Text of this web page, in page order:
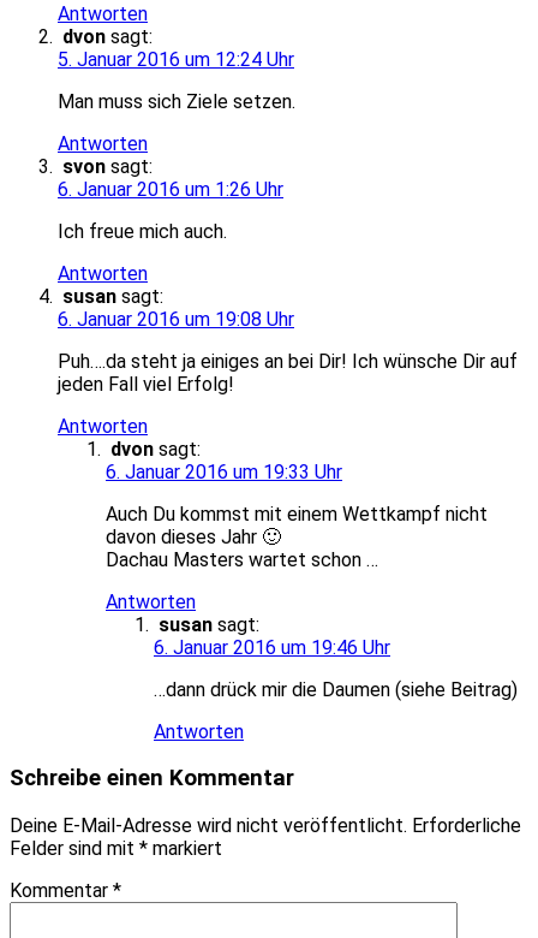
Antworten
dvon sagt:
5. Januar 2016 um 12:24 Uhr
Man muss sich Ziele setzen.
Antworten
svon sagt:
6. Januar 2016 um 1:26 Uhr
Ich freue mich auch.
Antworten
susan sagt:
6. Januar 2016 um 19:08 Uhr
Puh….da steht ja einiges an bei Dir! Ich wünsche Dir auf
jeden Fall viel Erfolg!
Antworten
dvon sagt:
6. Januar 2016 um 19:33 Uhr
Auch Du kommst mit einem Wettkampf nicht
davon dieses Jahr 🙂
Dachau Masters wartet schon …
Antworten
susan sagt:
6. Januar 2016 um 19:46 Uhr
…dann drück mir die Daumen (siehe Beitrag)
Antworten
Schreibe einen Kommentar
Deine E-Mail-Adresse wird nicht veröffentlicht. Erforderliche
Felder sind mit * markiert
Kommentar *